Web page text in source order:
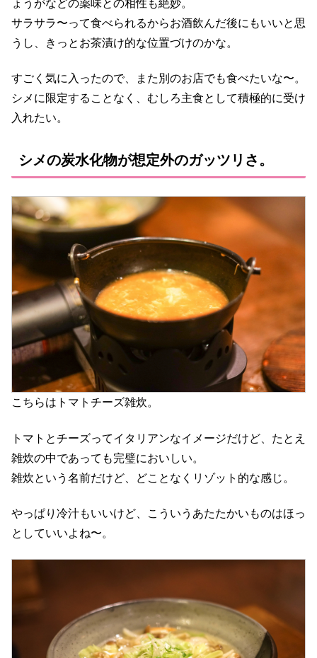
ょうがなどの薬味との相性も絶妙。
サラサラ〜って食べられるからお酒飲んだ後にもいいと思
うし、きっとお茶漬け的な位置づけのかな。
すごく気に入ったので、また別のお店でも食べたいな〜。
シメに限定することなく、むしろ主食として積極的に受け
入れたい。
シメの炭水化物が想定外のガッツリさ。
こちらはトマトチーズ雑炊。
トマトとチーズってイタリアンなイメージだけど、たとえ
雑炊の中であっても完璧においしい。
雑炊という名前だけど、どことなくリゾット的な感じ。
やっぱり冷汁もいいけど、こういうあたたかいものはほっ
としていいよね〜。